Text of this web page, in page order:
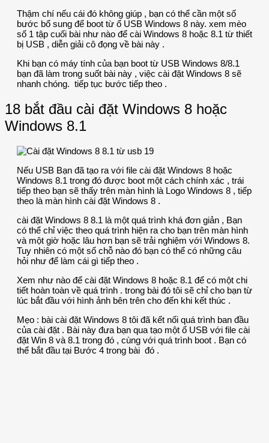
Thậm chí nếu cái đó không giúp , bạn có thể cần một số
bước bổ sung để boot từ ổ USB Windows 8 này. xem mèo
số 1 tập cuối bài như nào để cài Windows 8 hoặc 8.1 từ thiết
bị USB , diễn giải cô đọng về bài này .
Khi bạn có máy tính của bạn boot từ USB Windows 8/8.1
bạn đã làm trong suốt bài này , việc cài đặt Windows 8 sẽ
nhanh chóng. tiếp tục bước tiếp theo .
18 bắt đầu cài đặt Windows 8 hoặc
Windows 8.1
Nếu USB Bạn đã tạo ra với file cài đặt Windows 8 hoặc
Windows 8.1 trong đó được boot một cách chính xác , trái
tiếp theo bạn sẽ thấy trên màn hình là Logo Windows 8 , tiếp
theo là màn hình cài đặt Windows 8 .
cài đặt Windows 8 8.1 là một quá trình khá đơn giản , Bạn
có thể chỉ việc theo quá trình hiện ra cho bạn trên màn hình
và một giờ hoặc lâu hơn bạn sẽ trải nghiệm với Windows 8.
Tuy nhiên có một số chỗ nào đó bạn có thể có những câu
hỏi như để làm cái gì tiếp theo .
Xem như nào để cài đặt Windows 8 hoặc 8.1 để có một chi
tiết hoàn toàn về quá trình . trong bài đó tôi sẽ chỉ cho bạn từ
lúc bắt đầu với hình ảnh bên trên cho đến khi kết thúc .
Mẹo : bài cài đặt Windows 8 tôi đã kết nối quá trình ban đầu
của cài đặt . Bài này đưa bạn qua tạo một ổ USB với file cài
đặt Win 8 và 8.1 trong đó , cùng với quá trình boot . Bạn có
thể bắt đầu tại Bước 4 trong bài đó .